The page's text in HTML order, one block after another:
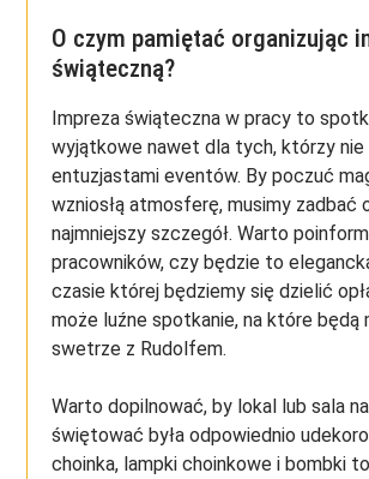
O czym pamiętać organizując
świąteczną?
Impreza świąteczna w pracy to
wyjątkowe nawet dla tych, którzy nie
entuzjastami eventów. By poczuć
wzniosłą atmosferę, musimy zadbać
najmniejszy szczegół. Warto
pracowników, czy będzie to
czasie której będziemy się dzielić
może luźne spotkanie, na które będą
swetrze z Rudolfem.
Warto dopilnować, by lokal lub sala
świętować była odpowiednio
choinka, lampki choinkowe i bombki